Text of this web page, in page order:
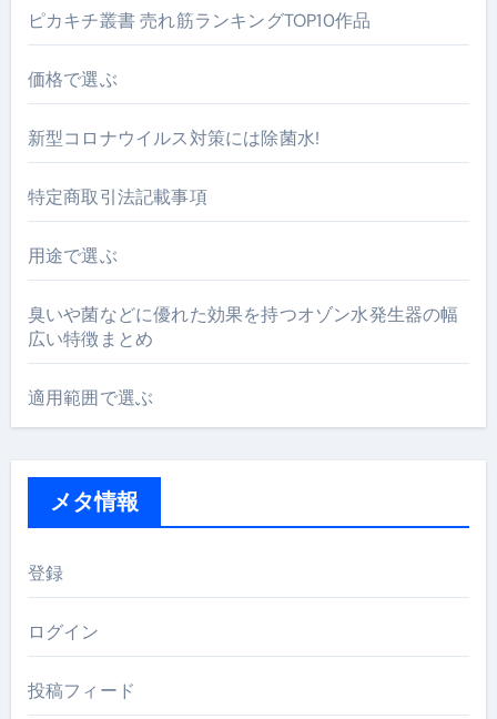
ピカキチ叢書 売れ筋ランキングTOP10作品
価格で選ぶ
新型コロナウイルス対策には除菌水!
特定商取引法記載事項
用途で選ぶ
臭いや菌などに優れた効果を持つオゾン水発生器の幅
広い特徴まとめ
適用範囲で選ぶ
メタ情報
登録
ログイン
投稿フィード